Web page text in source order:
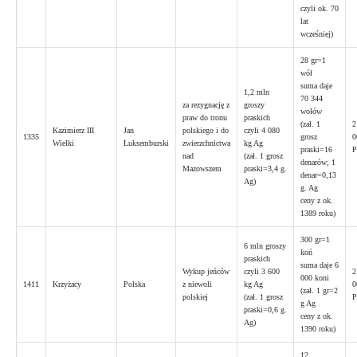
czyli ok. 70
lat
wcześniej)
1335
Kazimierz III
Wielki
Jan
Luksemburski
za rezygnację z
praw do tronu
polskiego i do
zwierzchnictwa
nad
Mazowszem
1,2 mln
groszy
praskich
czyli 4 080
kg Ag
(zał. 1 grosz
praski=3,4 g.
Ag)
28 gr=1
wół
suma daje
70 344
wołów
(zał. 1
grosz
praski=16
denarów; 1
denar=0,13
g. Ag
ceny z ok.
1389 roku)
1411 Krzyżacy Polska
Wykup jeńców
z niewoli
polskiej
6 mln groszy
praskich
czyli 3 600
kg Ag
(zał. 1 grosz
praski=0,6 g.
Ag)
300 gr=1
koń
suma daje 6
000 koni
(zał. 1 gr=2
g Ag
ceny z ok.
1390 roku)
12